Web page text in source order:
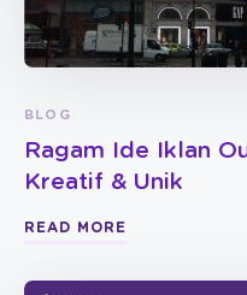
BLOG
Ragam Ide Iklan
Kreatif & Unik
READ MORE